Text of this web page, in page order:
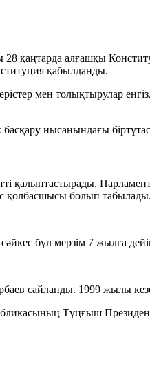
алғашқы
қабылданды.
мен толықтырулар
нысанындағы
қалыптастырады,
қолбасшысы болып табылады.
бұл мерзім 7 жылға
сайланды. 1999 жылы
Тұңғыш